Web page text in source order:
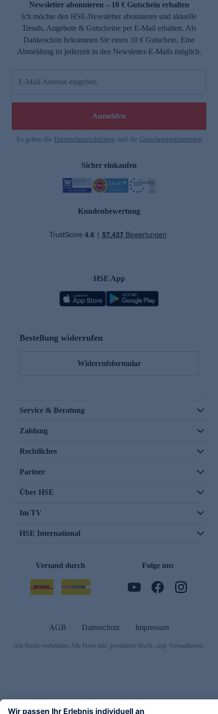
Newsletter abonnieren – 10 € Gutschein erhalten
Ich möchte den HSE-Newsletter abonnieren und aktuelle
Trends, Angebote & Gutscheine per E-Mail erhalten. Als
Dankeschön bekommen Sie einen 10 € Gutschein. Eine
Abmeldung ist jederzeit in den Newsletter-E-Mails möglich.
E-Mail-Adresse eingeben
Anmelden
Es gelten die Datenschutzrichtlinien und die Gutscheinbedingungen
Sicher einkaufen
Kundenbewertung
HSE App
Bestellung widerrufen
Widerrufsformular
Service & Beratung
Zahlung
Rechtliches
Partner
Über HSE
Im TV
HSE International
Versand durch Folge uns
AGB Datenschutz Impressum
Alle Rechte vorbehalten. Alle Preise inkl. gesetzlicher MwSt., zzgl. Versandkosten.